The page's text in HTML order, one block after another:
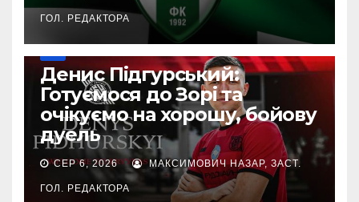
ГОЛ. РЕДАКТОРА
Денис Підгурський:
Готуємося до Зорі та
очікуємо на хорошу, бойову
дуель
СЕР 6, 2026 МАКСИМОВИЧ НАЗАР, ЗАСТ.
ГОЛ. РЕДАКТОРА